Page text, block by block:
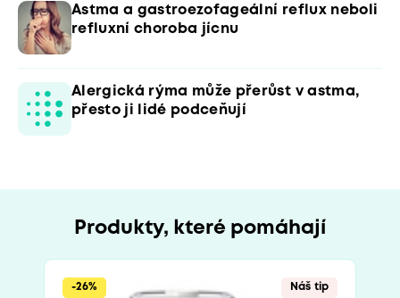
Astma a gastroezofageální reflux neboli
refluxní choroba jícnu
Alergická rýma může přerůst v astma,
přesto ji lidé podceňují
Produkty, které pomáhají
-26% Náš tip